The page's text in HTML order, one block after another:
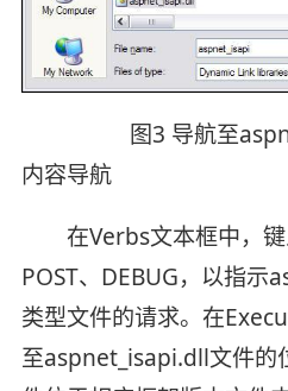
图3 导航至
内容导航
在Verbs文本框中，键
POST、DEBUG，以指
类型文件的请求。在
至aspnet_isapi.dll文件的